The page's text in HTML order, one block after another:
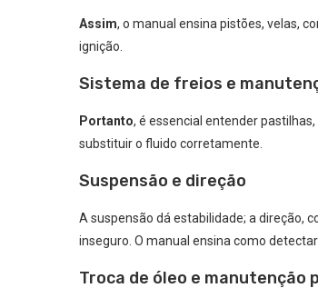
Assim, o manual ensina pistões, velas,
ignição.
Sistema de freios e
Portanto, é essencial entender
substituir o fluido corretamente.
Suspensão e direção
A suspensão dá estabilidade; a direção,
inseguro. O manual ensina como detectar
Troca de óleo e manutenção